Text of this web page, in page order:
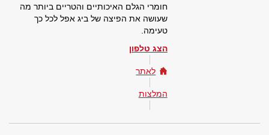
חומרי הגלם האיכותיים והטריים ביותר מה
שעושה את הפיצה של ביג אפל לכל כך
טעימה.
הצג טלפון
לאתר
המלצות